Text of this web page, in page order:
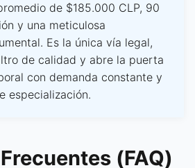
de $185.000 CLP, 90
y una meticulosa
Es la única vía legal,
de calidad y abre la puerta
con demanda constante y
especialización.
(FAQ)